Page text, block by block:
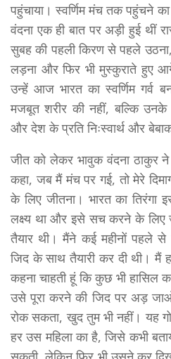
पहुंचाया। स्वर्णिम मंच तक पहुंचने
वंदना एक ही बात पर अड़ी हुई थीं
सुबह की पहली किरण से पहले
लड़ना और फिर भी मुस्कुराते हुए
उन्हें आज भारत का स्वर्णिम गर्व
मजबूत शरीर की नहीं, बल्कि
और देश के प्रति निःस्वार्थ और
जीत को लेकर भावुक वंदना ठाकुर
कहा, जब मैं मंच पर गई, तो मेरे
के लिए जीतना। भारत का तिरंगा
लक्ष्य था और इसे सच करने के लिए
तैयार थी। मैंने कई महीनों पहले
जिद के साथ तैयारी कर दी थी। मैं
कहना चाहती हूं कि कुछ भी हासिल
उसे पूरा करने की जिद पर अड़
रोक सकता, खुद तुम भी नहीं। यह
हर उस महिला का है, जिसे कभी